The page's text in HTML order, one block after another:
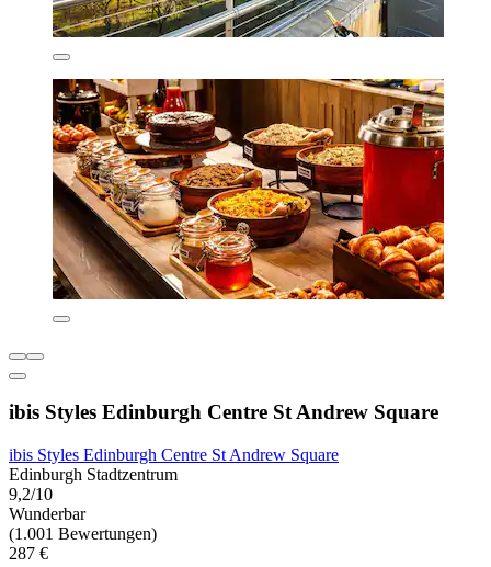
ibis Styles Edinburgh Centre St Andrew Square
ibis Styles Edinburgh Centre St Andrew Square
Edinburgh Stadtzentrum
9,2/10
Wunderbar
(1.001 Bewertungen)
287 €